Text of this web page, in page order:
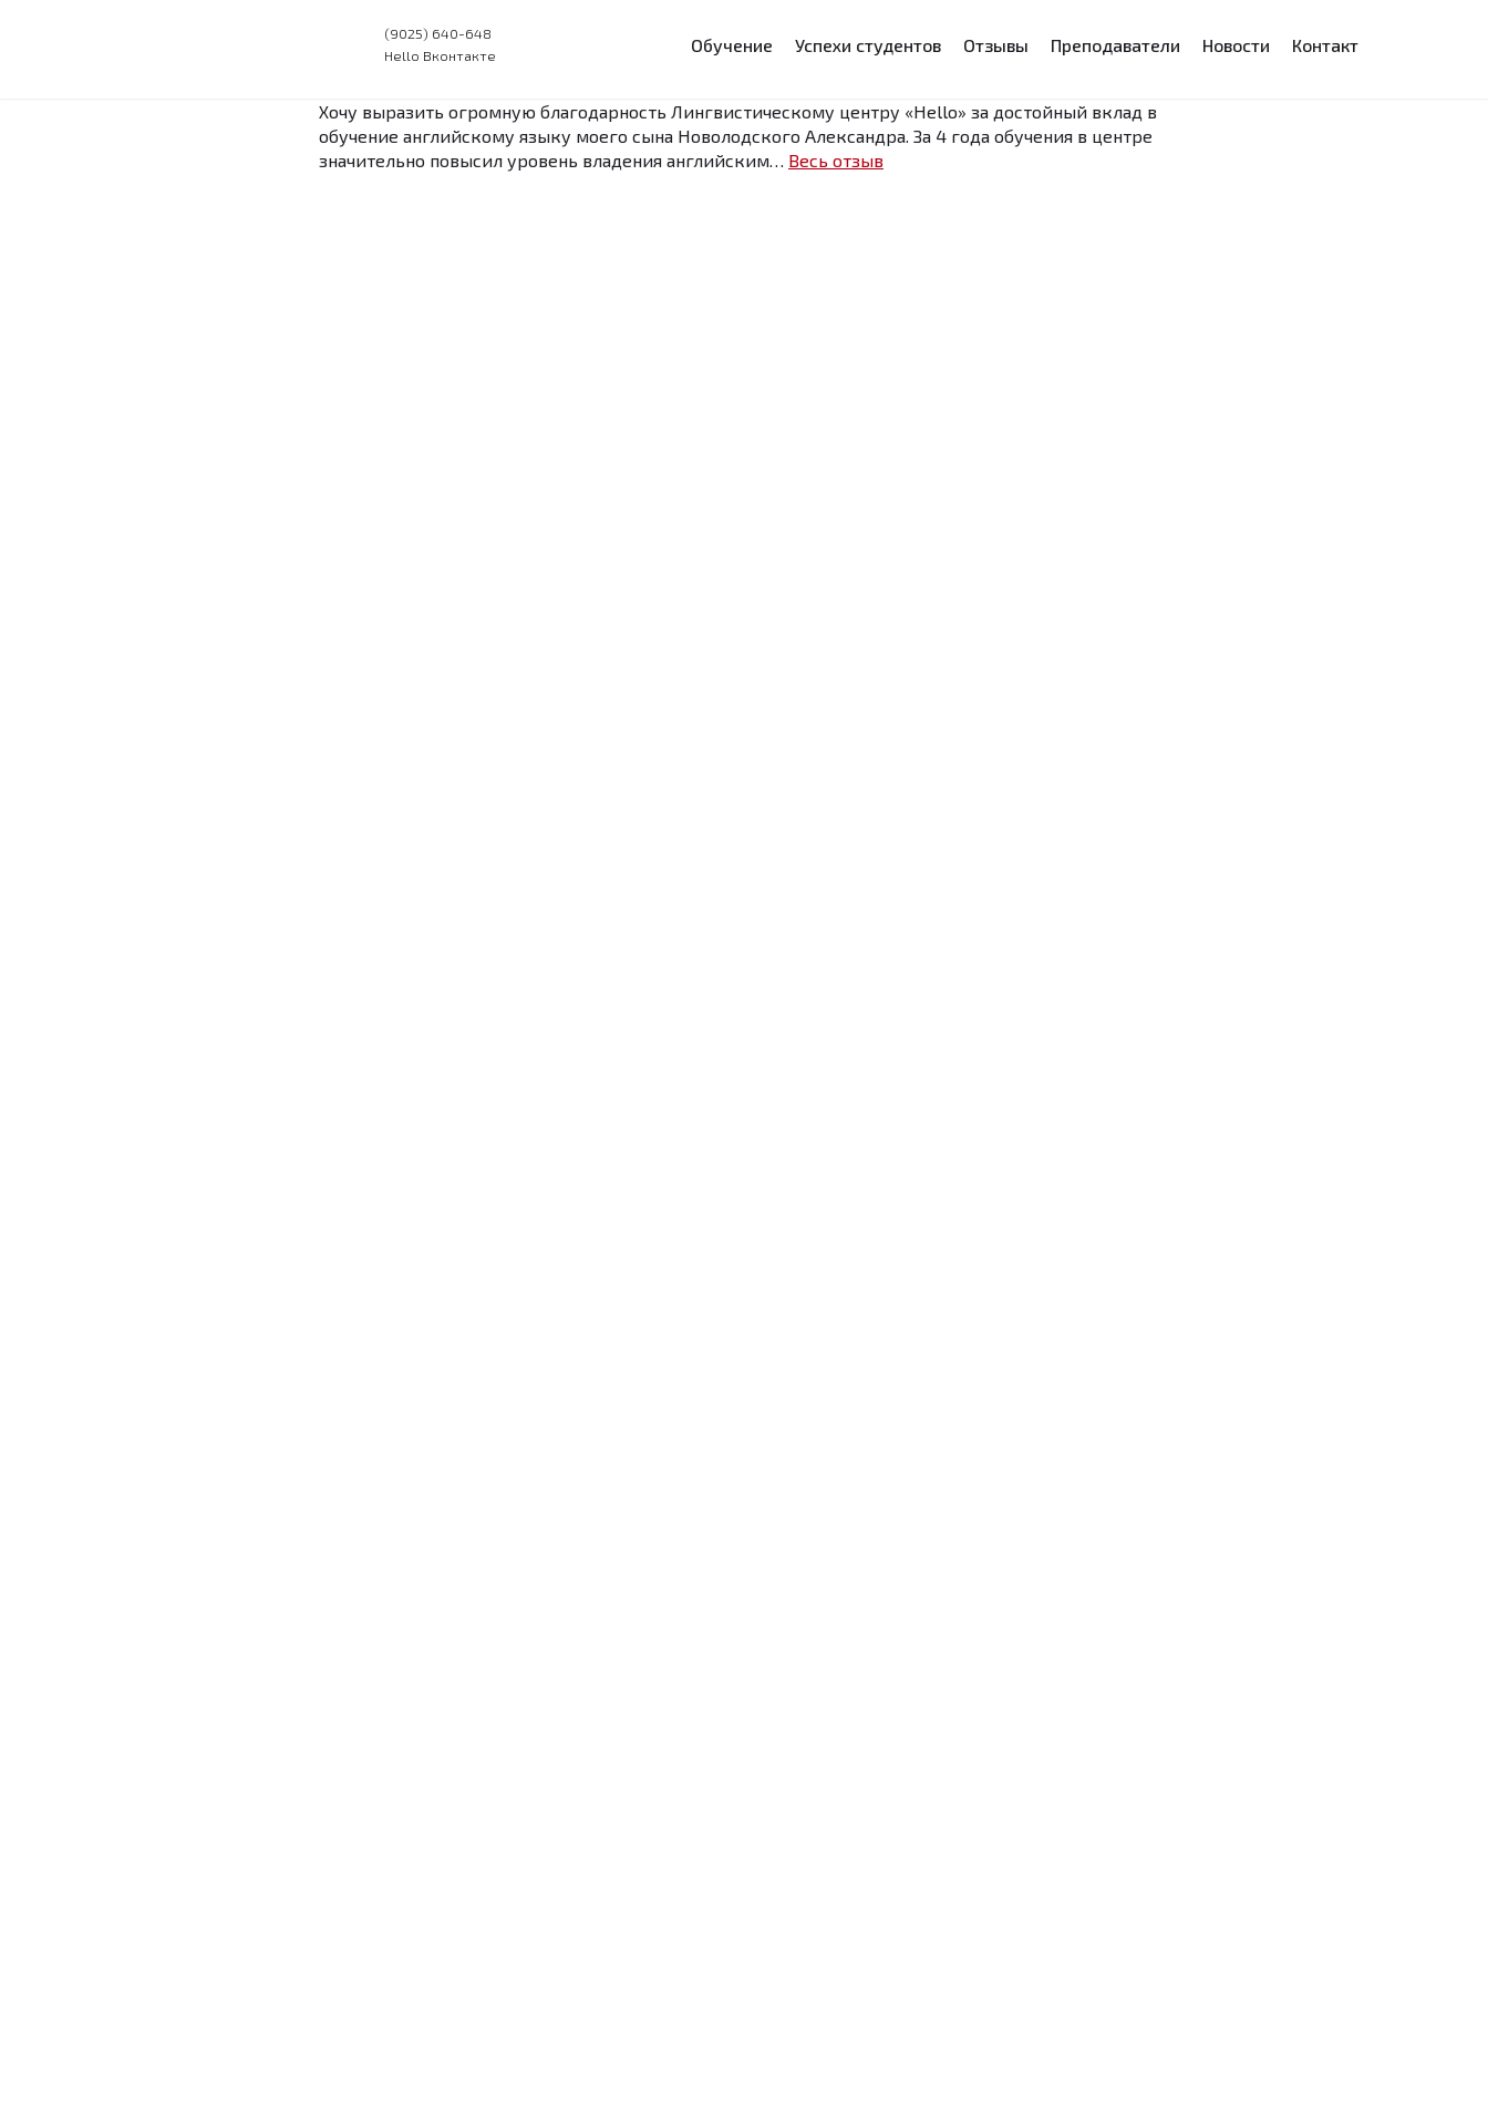
(9025) 640-648
Hello Вконтакте
Обучение Успехи студентов Отзывы Преподаватели Новости Контакт
Хочу выразить огромную благодарность Лингвистическому центру «Hello» за достойный вклад в
обучение английскому языку моего сына Новолодского Александра. За 4 года обучения в центре
значительно повысил уровень владения английским… Весь отзыв